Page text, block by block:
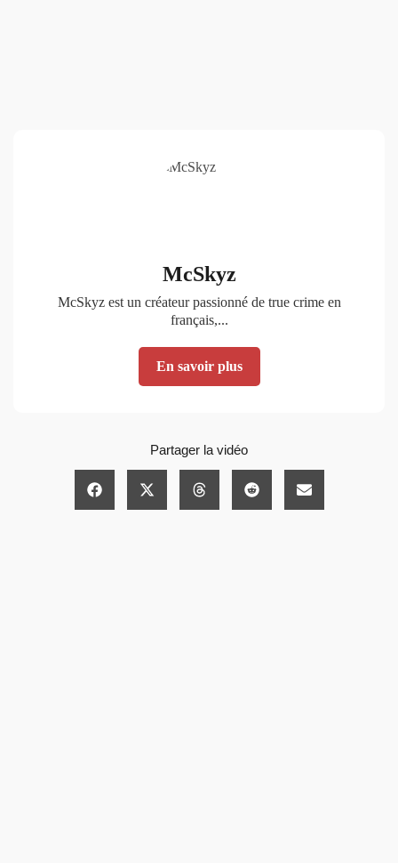
McSkyz
McSkyz est un créateur passionné de true crime en
français,...
En savoir plus
Partager la vidéo